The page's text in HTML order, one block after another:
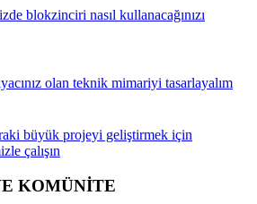
blokzinciri nasıl kullanacağınızı
olan teknik mimariyi tasarlayalım
büyük projeyi geliştirmek için
çalışın
KOMÜNİTE